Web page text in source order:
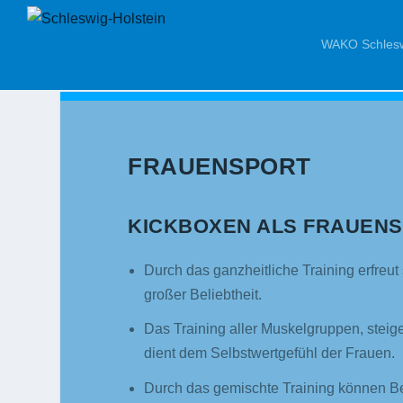
WAKO
FRAUENSPORT
KICKBOXEN ALS
Durch das ganzheitliche Training
großer Beliebtheit.
Das Training aller Muskelgruppen,
dient dem Selbstwertgefühl der Frauen.
Durch das gemischte Training können